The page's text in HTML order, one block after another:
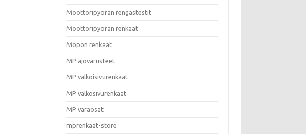
Moottoripyörän rengastestit
Moottoripyörän renkaat
Mopon renkaat
MP ajovarusteet
MP valkoisivurenkaat
MP valkosivurenkaat
MP varaosat
mprenkaat-store